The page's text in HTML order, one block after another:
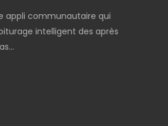
appli communautaire qui
intelligent des après